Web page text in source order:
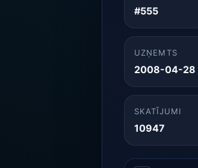
#555
UZŅEMTS
2008-04-28
SKATĪJUMI
10947